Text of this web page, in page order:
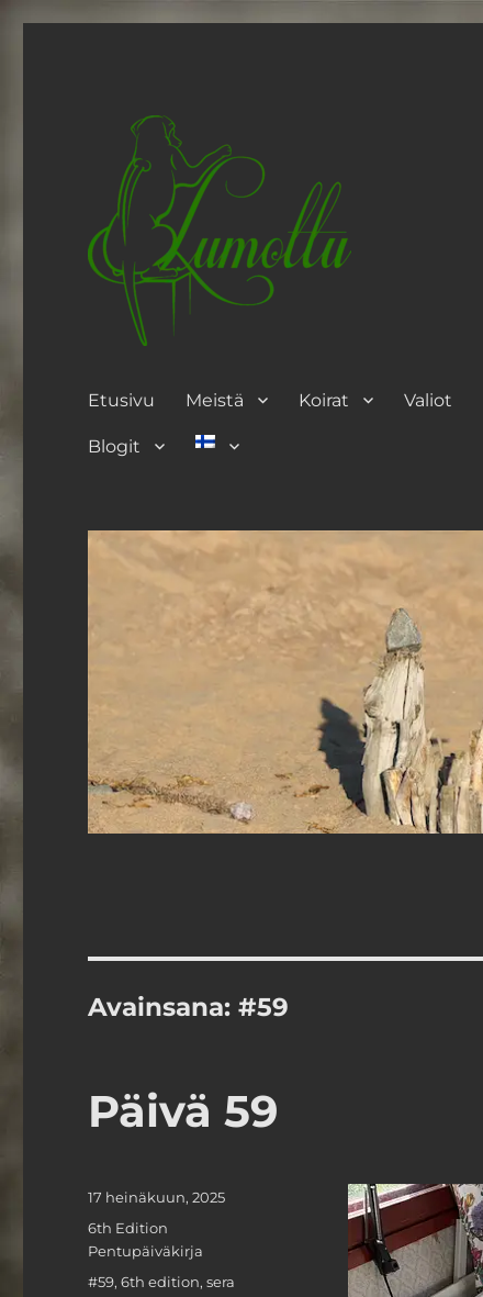
Etusivu Meistä Koirat Valiot
Blogit
Avainsana:#59
Päivä 59
Julkaistu
17 heinäkuun, 2025
Kategoriat
6th Edition
Pentupäiväkirja
Avainsanat
#59,6th edition,sera